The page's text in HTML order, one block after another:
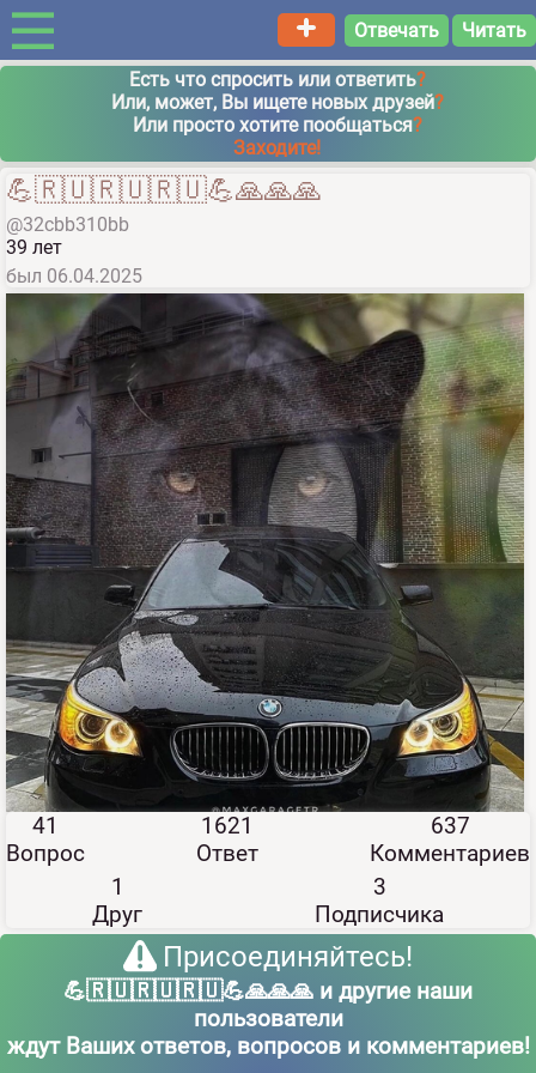
Отвечать Читать
Есть что спросить или ответить?
Или, может, Вы ищете новых друзей?
Или просто хотите пообщаться?
Заходите!
💪🇷🇺🇷🇺🇷🇺💪🙏🙏🙏
@32cbb310bb
39 лет
был 06.04.2025
41
Вопрос
1621
Ответ
637
Комментариев
1
Друг
3
Подписчика
Присоединяйтесь!
💪🇷🇺🇷🇺🇷🇺💪🙏🙏🙏 и другие наши
пользователи
ждут Ваших ответов, вопросов и комментариев!